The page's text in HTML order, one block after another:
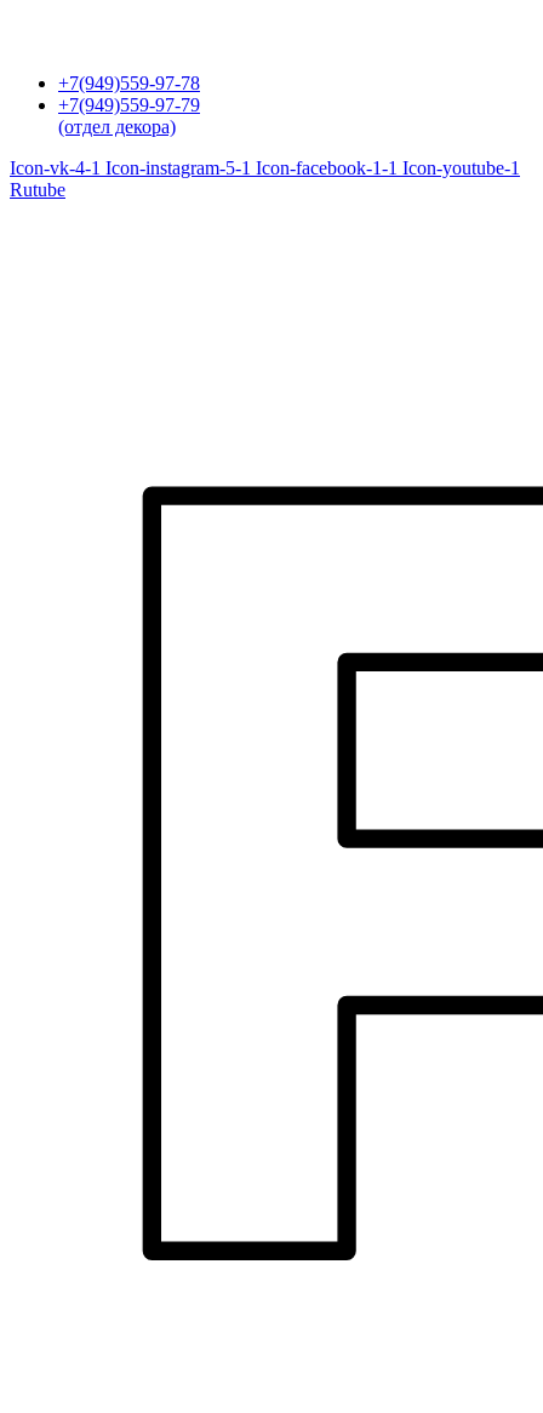
+7(949)559-97-78
+7(949)559-97-79
(отдел декора)
Icon-vk-4-1 Icon-instagram-5-1 Icon-facebook-1-1 Icon-youtube-1
Rutube